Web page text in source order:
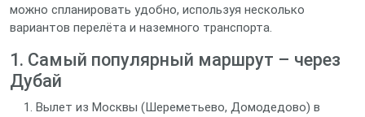
можно спланировать удобно, используя несколько
вариантов перелёта и наземного транспорта.
1. Самый популярный маршрут – через
Дубай
Вылет из Москвы (Шереметьево, Домодедово) в